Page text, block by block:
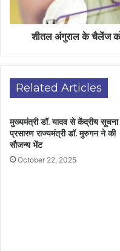
शीतल अंगुराल के चैलेंज
Related Articles
मुख्यमंत्री डॉ. यादव से केंद्रीय सूचना
प्रसारण राज्यमंत्री डॉ. मुरुगन ने की
सौजन्य भेंट
October 22, 2025